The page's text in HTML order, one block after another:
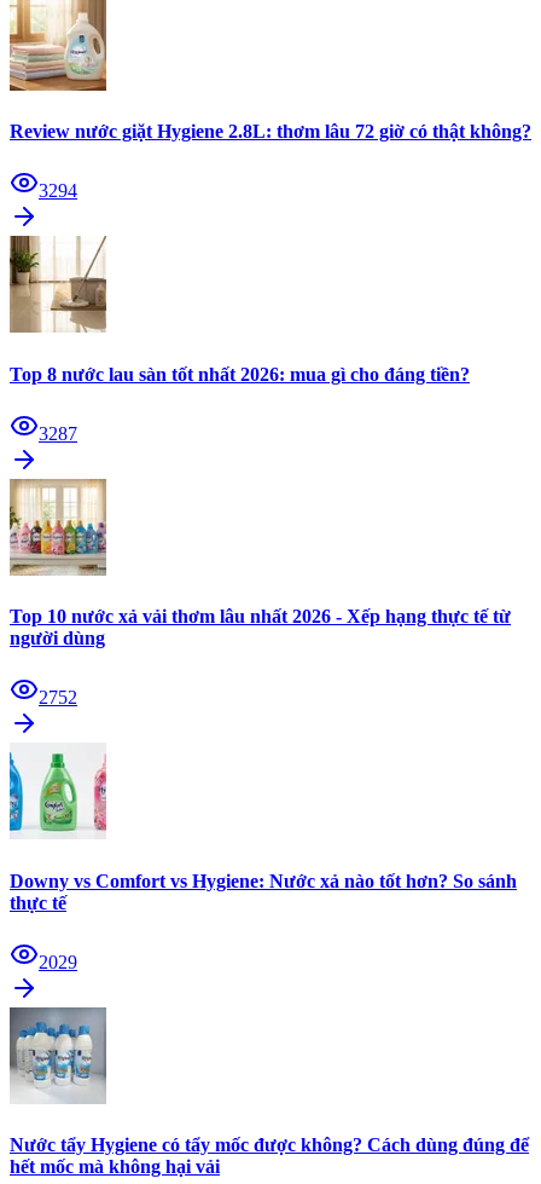
Review nước giặt Hygiene 2.8L: thơm lâu 72 giờ có thật không?
3294
Top 8 nước lau sàn tốt nhất 2026: mua gì cho đáng tiền?
3287
Top 10 nước xả vải thơm lâu nhất 2026 - Xếp hạng thực tế từ
người dùng
2752
Downy vs Comfort vs Hygiene: Nước xả nào tốt hơn? So sánh
thực tế
2029
Nước tẩy Hygiene có tẩy mốc được không? Cách dùng đúng để
hết mốc mà không hại vải